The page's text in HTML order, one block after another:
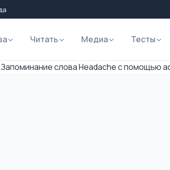
Читать Медиа Тесты
Запоминание слова Headache с помощью